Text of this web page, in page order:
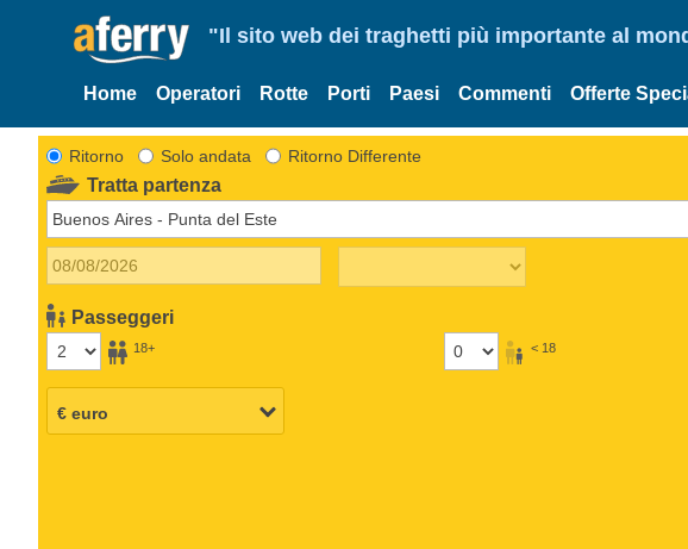
"Il sito web dei traghetti più importante al
Home Operatori Rotte Porti Paesi Commenti Offerte
Ritorno Solo andata Ritorno Differente
Tratta partenza
Passeggeri
18+ < 18